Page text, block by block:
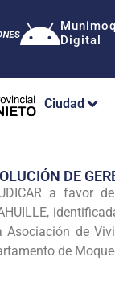
Munimoq
Digital
Ciudad
DE
a favor
Asociación de
de